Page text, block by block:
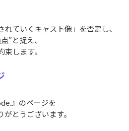
れていくキャスト像」を否定し、
”と捉え、
します。
』のページを
とうございます。